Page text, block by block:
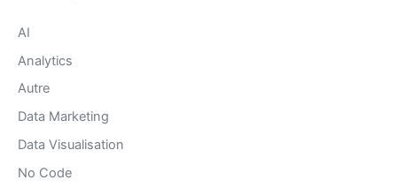
AI
Analytics
Autre
Data Marketing
Data Visualisation
No Code